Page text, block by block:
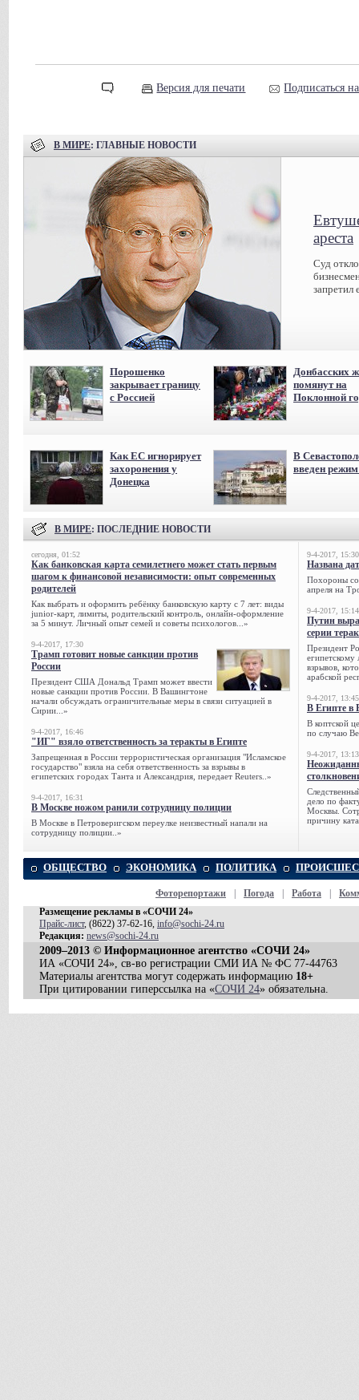
Версия для печати Подписаться
В МИРЕ: ГЛАВНЫЕ НОВОСТИ
ареста
Суд
запретил
Порошенко
закрывает границу
с Россией
Донбасских
помянут на
Поклонной
Как ЕС игнорирует
захоронения у
Донецка
В
введен
В МИРЕ: ПОСЛЕДНИЕ НОВОСТИ
сегодня, 01:52
Как банковская карта семилетнего может стать первым
шагом к финансовой независимости: опыт современных
родителей
Как выбрать и оформить ребёнку банковскую карту с 7 лет: виды
junior-карт, лимиты, родительский контроль, онлайн-оформление
за 5 минут. Личный опыт семей и советы психологов...»
9-4-2017, 17:30
Трамп готовит новые санкции против
России
Президент США Дональд Трамп может ввести
новые санкции против России. В Вашингтоне
начали обсуждать ограничительные меры в связи ситуацией в
Сирии...»
9-4-2017, 16:46
"ИГ" взяло ответственность за теракты в Египте
Запрещенная в России террористическая организация "Исламское
государство" взяла на себя ответственность за взрывы в
египетских городах Танта и Александрия, передает Reuters..»
9-4-2017, 16:31
В Москве ножом ранили сотрудницу полиции
В Москве в Петроверигском переулке неизвестный напали на
сотрудницу полиции..»
9-4-2017, 15:30
Названа
Похороны
апреля на
9-4-2017, 15:14
Путин
серии
Президент
египетскому
взрывов,
арабской
9-4-2017, 13:45
В Египте в
В коптской
по случаю
9-4-2017, 13:13
дело по
Москвы.
причину
ОБЩЕСТВО ЭКОНОМИКА ПОЛИТИКА
Фоторепортажи Погода Работа
Размещение рекламы в «СОЧИ 24»
Прайс-лист, (8622) 37-62-16, info@sochi-24.ru
Редакция: news@sochi-24.ru
2009–2013 © Информационное агентство «СОЧИ 24»
ИА «СОЧИ 24», св-во регистрации СМИ ИА № ФС 77-44763
Материалы агентства могут содержать информацию 18+
При цитировании гиперссылка на «СОЧИ 24» обязательна.